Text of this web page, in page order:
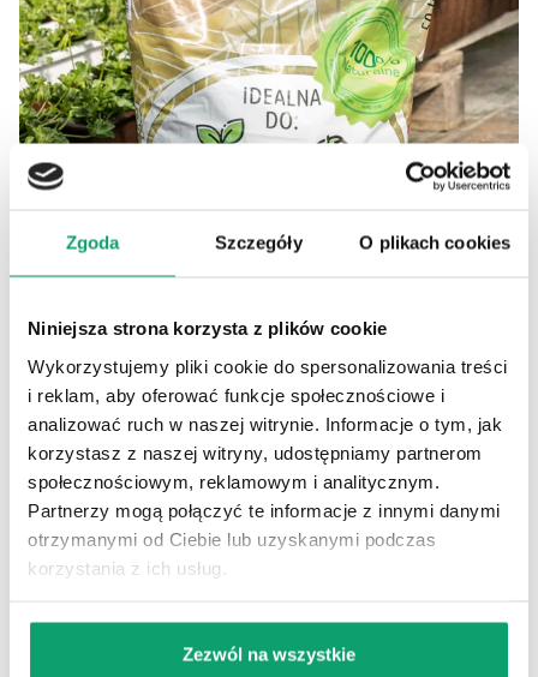
Zgoda Szczegóły O plikach cookies
Niniejsza strona korzysta z plików cookie
Wykorzystujemy pliki cookie do spersonalizowania treści
i reklam, aby oferować funkcje społecznościowe i
analizować ruch w naszej witrynie. Informacje o tym, jak
korzystasz z naszej witryny, udostępniamy partnerom
społecznościowym, reklamowym i analitycznym.
Partnerzy mogą połączyć te informacje z innymi danymi
otrzymanymi od Ciebie lub uzyskanymi podczas
korzystania z ich usług.
Zezwól na wszystkie